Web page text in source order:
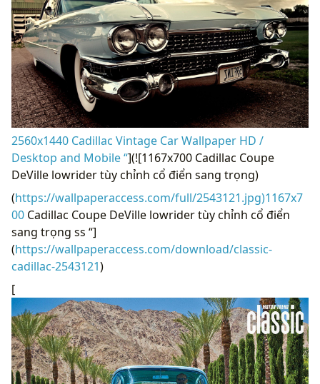
2560x1440 Cadillac Vintage Car Wallpaper HD /
Desktop and Mobile “](![1167x700 Cadillac Coupe
DeVille lowrider tùy chỉnh cổ điển sang trọng)
(https://wallpaperaccess.com/full/2543121.jpg)1167x7
00 Cadillac Coupe DeVille lowrider tùy chỉnh cổ điển
sang trọng ss “]
(https://wallpaperaccess.com/download/classic-
cadillac-2543121)
[